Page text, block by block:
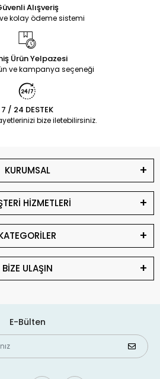
Alışveriş
kolay ödeme sistemi
Ürün Yelpazesi
ve kampanya seçeneği
7 / 24 DESTEK
bize iletebilirsiniz.
KURUMSAL
HİZMETLERİ
BİZE ULAŞIN
E-Bülten